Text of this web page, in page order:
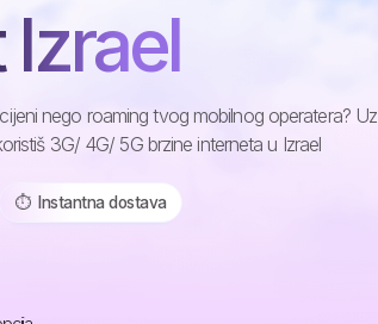
nego roaming tvog mobilnog operatera? Uz
3G/ 4G/ 5G brzine interneta u Izrael
⏱️️ Instantna dostava